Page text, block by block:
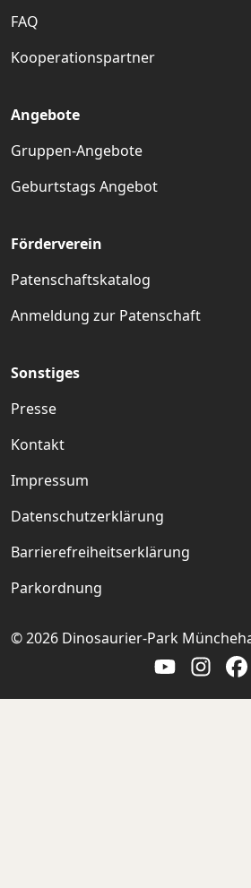
FAQ
Kooperationspartner
Angebote
Gruppen-Angebote
Geburtstags Angebot
Förderverein
Patenschaftskatalog
Anmeldung zur Patenschaft
Sonstiges
Presse
Kontakt
Impressum
Datenschutzerklärung
Barrierefreiheitserklärung
Parkordnung
© 2026 Dinosaurier-Park